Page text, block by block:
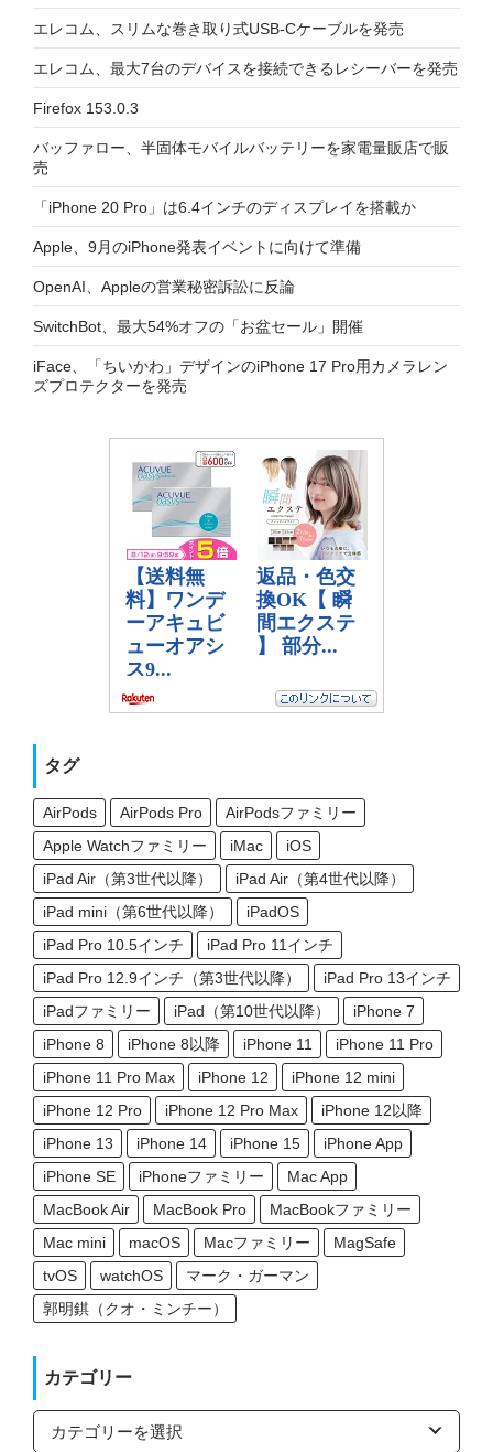
エレコム、スリムな巻き取り式USB-Cケーブルを発売
エレコム、最大7台のデバイスを接続できるレシーバーを発売
Firefox 153.0.3
バッファロー、半固体モバイルバッテリーを家電量販店で販
売
「iPhone 20 Pro」は6.4インチのディスプレイを搭載か
Apple、9月のiPhone発表イベントに向けて準備
OpenAI、Appleの営業秘密訴訟に反論
SwitchBot、最大54%オフの「お盆セール」開催
iFace、「ちいかわ」デザインのiPhone 17 Pro用カメラレン
ズプロテクターを発売
タグ
AirPods AirPods Pro
AirPodsファミリー
Apple Watchファミリー
iMac
iOS
iPad Air（第3世代以降）
iPad Air（第4世代以降）
iPad mini（第6世代以降）
iPadOS
iPad Pro 10.5インチ
iPad Pro 11インチ
iPad Pro 12.9インチ（第3世代以降）
iPad Pro 13インチ
iPadファミリー
iPad（第10世代以降）
iPhone 7
iPhone 8
iPhone 8以降 iPhone 11
iPhone 11 Pro
iPhone 11 Pro Max
iPhone 12
iPhone 12 mini
iPhone 12 Pro
iPhone 12 Pro Max
iPhone 12以降
iPhone 13
iPhone 14 iPhone 15
iPhone App
iPhone SE
iPhoneファミリー
Mac App
MacBook Air
MacBook Pro
MacBookファミリー
Mac mini
macOS Macファミリー
MagSafe
tvOS
watchOS
マーク・ガーマン
郭明錤（クオ・ミンチー）
カテゴリー
カ
ゴ